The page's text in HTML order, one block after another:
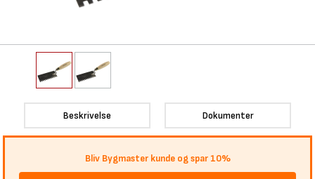
Beskrivelse Dokumenter
Bliv Bygmaster kunde og spar 10%